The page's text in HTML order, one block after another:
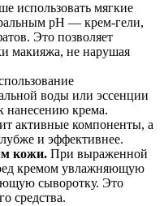
использовать мягкие
pH — крем-гели,
Это позволяет
макияжа, не нарушая
воды или эссенции
нанесению крема.
активные компоненты, а
и эффективнее.
кожи. При выраженной
кремом увлажняющую
сыворотку. Это
средства.